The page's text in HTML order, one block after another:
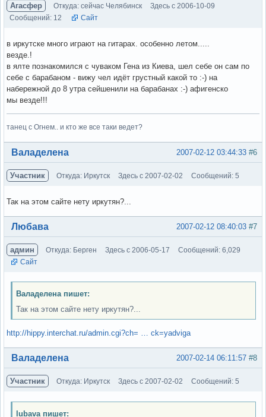
Агасфер Откуда: сейчас Челябинск
Здесь с 2006-10-09
Сообщений: 12
Сайт
в иркутске много играют на гитарах. особенно летом.....
везде.!
в ялте познакомился с чуваком Гена из Киева, шел себе он сам по
себе с барабаном - вижу чел идёт грустный какой то :-) на
набережной до 8 утра сейшенили на барабанах :-) афигенско
мы везде!!!
танец с Огнем.. и кто же все таки ведет?
Вне форума #6
2007-02-12 03:44:33
Валаделена
Участник Откуда: Иркутск Здесь с 2007-02-02 Сообщений: 5
Так на этом сайте нету иркутян?...
Вне форума #7
2007-02-12 08:40:03
Любава
админ Откуда: Берген Здесь с 2006-05-17
Сообщений: 6,029
Сайт
Валаделена пишет:
Так на этом сайте нету иркутян?...
http://hippy.interchat.ru/admin.cgi?ch= … ck=yadviga
Вне форума #8
2007-02-14 06:11:57
Валаделена
Участник Откуда: Иркутск Здесь с 2007-02-02 Сообщений: 5
lubava пишет: